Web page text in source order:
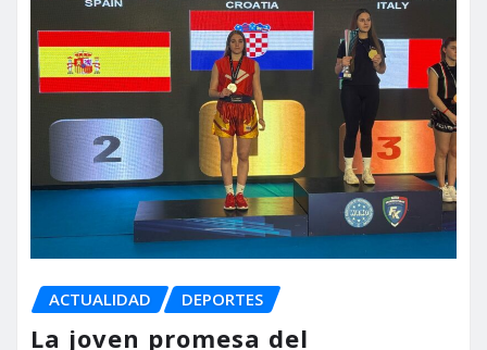
ACTUALIDAD DEPORTES
La joven promesa del